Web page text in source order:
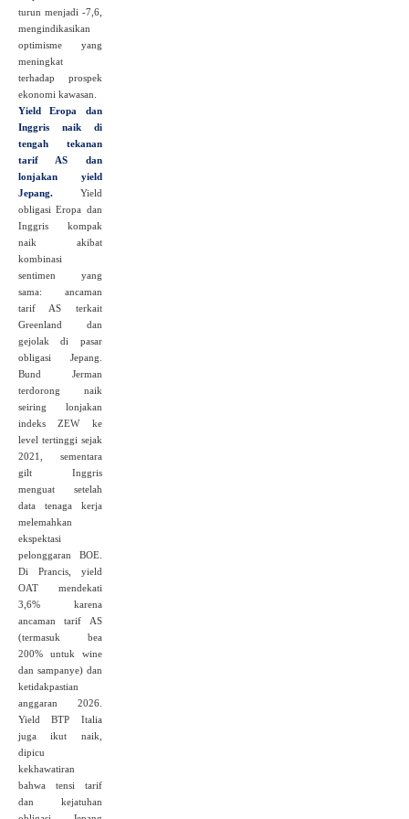
turun menjadi -7,6,
mengindikasikan
optimisme yang
meningkat
terhadap prospek
ekonomi kawasan.
Yield Eropa dan
Inggris naik di
tengah tekanan
tarif AS dan
lonjakan yield
Jepang.
Yield
obligasi Eropa dan
Inggris kompak
naik akibat
kombinasi
sentimen yang
sama: ancaman
tarif AS terkait
Greenland dan
gejolak di pasar
obligasi Jepang.
Bund Jerman
terdorong naik
seiring lonjakan
indeks ZEW ke
level tertinggi sejak
2021, sementara
gilt Inggris
menguat setelah
data tenaga kerja
melemahkan
ekspektasi
pelonggaran BOE.
Di Prancis, yield
OAT mendekati
3,6% karena
ancaman tarif AS
(termasuk bea
200% untuk wine
dan sampanye) dan
ketidakpastian
anggaran 2026.
Yield BTP Italia
juga ikut naik,
dipicu
kekhawatiran
bahwa tensi tarif
dan kejatuhan